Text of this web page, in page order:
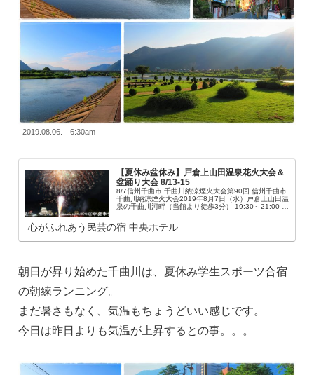
2019.08.06. 6:30am
【夏休み盆休み】戸倉上山田温泉花火大会＆
盆踊り大会 8/13-15
8/7信州千曲市 千曲川納涼煙火大会第90回 信州千曲市
千曲川納涼煙火大会2019年8月7日（水）戸倉上山田温
泉の千曲川河畔（当館より徒歩3分） 19:30～21:00 夏
もに染める華麗な...
心がふれあう民芸の宿 中央ホテル
朝日が昇り始めた千曲川は、夏休み学生スポーツ合宿
の朝練ランニング。
まだ暑さもなく、気温もちょうどいい感じです。
今日は昨日よりも気温が上昇するとの事。。。